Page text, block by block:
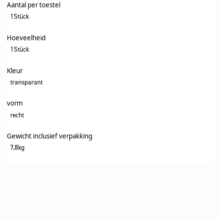
Aantal per toestel
1Stück
Hoeveelheid
1Stück
Kleur
transparant
vorm
recht
Gewicht inclusief verpakking
7,8kg